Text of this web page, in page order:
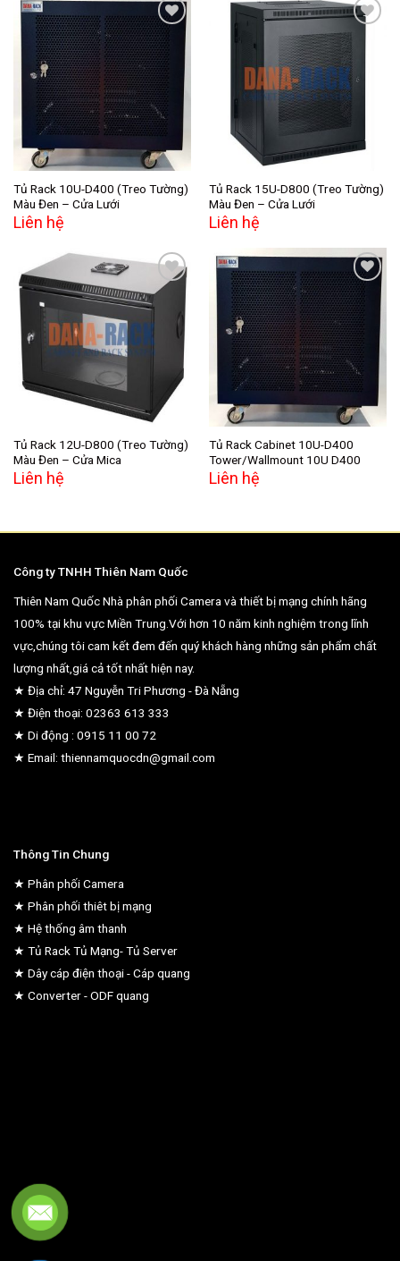
Add to
wishlist
Tủ Rack 10U-D400 (Treo Tường)
Màu Đen – Cửa Lưới
Liên hệ
Add to
wishlist
Tủ Rack 15U-D800 (Treo Tường)
Màu Đen – Cửa Lưới
Liên hệ
Add to
wishlist
Tủ Rack 12U-D800 (Treo Tường)
Màu Đen – Cửa Mica
Liên hệ
Add to
wishlist
Tủ Rack Cabinet 10U-D400
Tower/Wallmount 10U D400
Liên hệ
Công ty TNHH Thiên Nam Quốc
Thiên Nam Quốc Nhà phân phối Camera và thiết bị mạng chính hãng
100% tại khu vực Miền Trung.Với hơn 10 năm kinh nghiệm trong lĩnh
vực,chúng tôi cam kết đem đến quý khách hàng những sản phẩm chất
lượng nhất,giá cả tốt nhất hiện nay.
★ Địa chỉ: 47 Nguyễn Tri Phương - Đà Nẵng
★ Điện thoại: 02363 613 333
★ Di động : 0915 11 00 72
★ Email: thiennamquocdn@gmail.com
Thông Tin Chung
★ Phân phối Camera
★ Phân phối thiêt bị mạng
★ Hệ thống âm thanh
★ Tủ Rack Tủ Mạng- Tủ Server
★ Dây cáp điện thoại - Cáp quang
★ Converter - ODF quang